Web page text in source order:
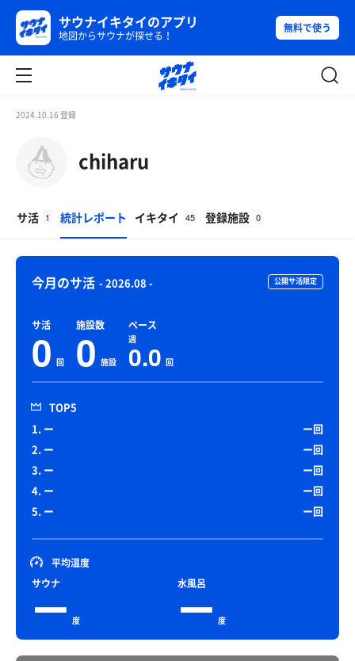
サウナイキタイのアプリ
地図からサウナが探せる！
無料で使う
2024.10.16 登録
chiharu
サ活 1 統計レポート イキタイ 45 登録施設 0
今月のサ活 - 2026.08 - 公開サ活限定
サ活
0 回
施設数
0 施設
ペース
週
0.0 回
TOP5
1. ー
ー回
2. ー
ー回
3. ー
ー回
4. ー
ー回
5. ー
ー回
平均温度
サウナ
ー 度
水風呂
ー 度